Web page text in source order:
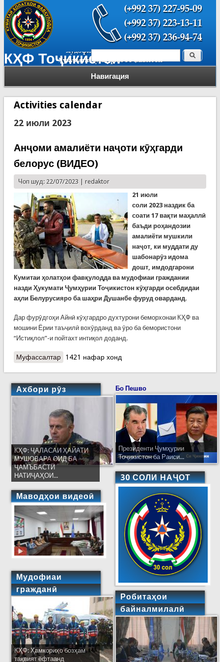
КҲФ Тоҷикистон
Навигация
Форма поиска Поиск
Activities calendar
22 июли 2023
Анҷоми амалиёти наҷоти кӯҳгарди
белорус (ВИДЕО)
Чоп шуд: 22/07/2023 | redaktor
21 июли
соли 2023 наздик ба
соати 17 вақти маҳаллӣ
баъди роҳандозии
амалиёти мушкили
наҷот, ки муддати ду
шабонарӯз идома
дошт, имдодгарони
Кумитаи ҳолатҳои фавқулодда ва мудофиаи граждании
назди Ҳукумати Ҷумҳурии Тоҷикистон кӯҳгарди осебдидаи
аҳли Белурусияро ба шаҳри Душанбе фуруд оварданд.
Дар фурӯдгоҳи Айнӣ кӯҳгардро духтурони беморхонаи КҲФ ва
мошини Ёрии таъҷилӣ вохӯрданд ва ӯро ба бемористони
“Истиқлол”-и пойтахт интиқол доданд.
Муфассалтаро Анҷоми амалиёти наҷоти кӯҳгарди белорус
1421 нафар хонд
Ахбори рӯз
КҲФ: ҶАЛАСАИ ҲАЙАТИ
МУШОВАРА ОИД БА
ҶАМЪБАСТИ
НАТИҶАҲОИ...
Маводҳои видеоӣ
Мудофиаи
гражданӣ
КҲФ: Ҳамкориҳо бозҳам
тақвият ёфтаанд
Бо Пешво
Президенти Ҷумҳурии
Тоҷикистон ба Раиси...
30 СОЛИ НАҶОТ
Робитаҳои
байналмилалӣ